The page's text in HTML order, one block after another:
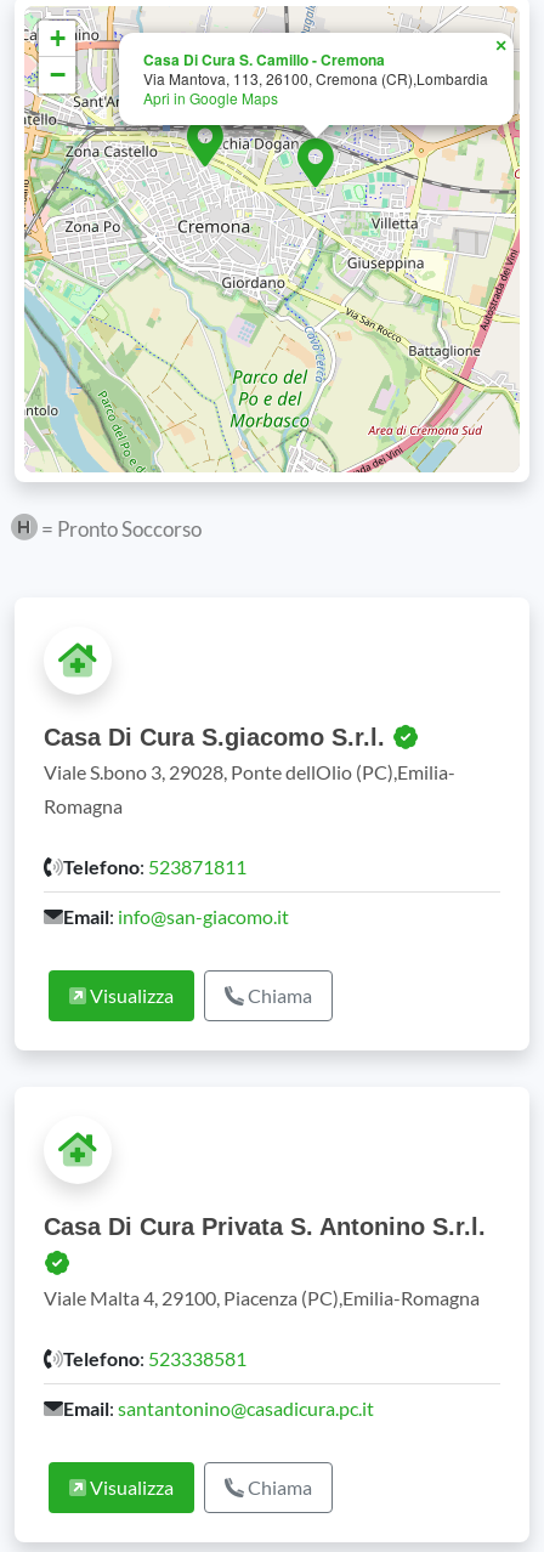
Casa Di Cura S. Camillo - Cremona
Via Mantova, 113, 26100, Cremona (CR),Lombardia
Apri in Google Maps
×
+
−
= Pronto Soccorso
Casa Di Cura S.giacomo S.r.l.
Viale S.bono 3, 29028, Ponte dellOlio (PC),Emilia-
Romagna
Telefono: 523871811
Email: info@san-giacomo.it
Visualizza Chiama
Casa Di Cura Privata S. Antonino S.r.l.
Viale Malta 4, 29100, Piacenza (PC),Emilia-Romagna
Telefono: 523338581
Email: santantonino@casadicura.pc.it
Visualizza Chiama